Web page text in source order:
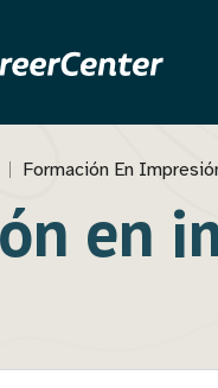
Formación En
en